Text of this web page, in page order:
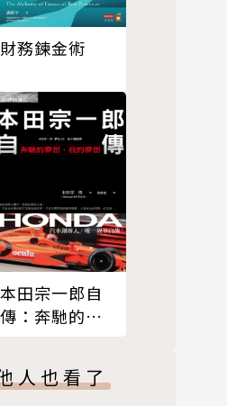
財務鍊金術
本田宗一郎自
傳：奔馳的夢
人也看了